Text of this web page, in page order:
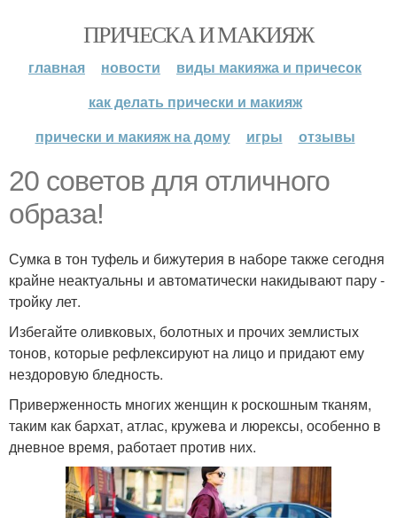
ПРИЧЕСКА И МАКИЯЖ
главная новости
виды макияжа и причесок
как делать прически и макияж
прически и макияж на дому
игры отзывы
20 советов для отличного
образа!
Сумка в тон туфель и бижутерия в наборе также сегодня
крайне неактуальны и автоматически накидывают пару -
тройку лет.
Избегайте оливковых, болотных и прочих землистых
тонов, которые рефлексируют на лицо и придают ему
нездоровую бледность.
Приверженность многих женщин к роскошным тканям,
таким как бархат, атлас, кружева и люрексы, особенно в
дневное время, работает против них.